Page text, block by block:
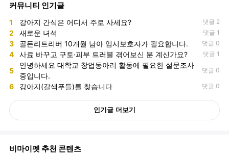
커뮤니티 인기글
1 강아지 간식은 어디서 주로 사세요? 댓글 2
2 새로운 녀석 댓글 1
3 골든리트리버 10개월 남아 임시보호자가 필요합니다. 댓글 0
4 사료 바꾸고 구토·피부 트러블 겪어보신 분 계신가요? 댓글 1
5
안녕하세요 대학교 창업동아리 활동에 필요한 설문조사
중입니다.
댓글 0
6 강아지(갈색푸들)를 찾습니다 댓글 0
인기글 더보기
비마이펫 추천 콘텐츠